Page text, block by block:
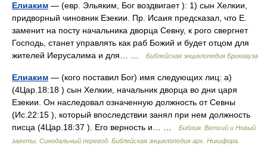
Елиаким — (евр. Эльяким, Бог воздвигает ): 1) сын Хелкии,
придворный чиновник Езекии. Пр. Исаия предсказал, что Е.
заменит на посту начальника дворца Севну, к рого свергнет
Господь, станет управлять как раб Божий и будет отцом для
жителей Иерусалима и для… …
Библейская энциклопедия Брокгауза
Елиаким — (кого поставил Бог) имя следующих лиц: а)
(4Цар.18:18 ) сын Хелкии, начальник дворца во дни царя
Езекии. Он наследовал означенную должность от Севны
(Ис.22:15 ), который впоследствии занял при нем должность
писца (4Цар.18:37 ). Его верность и… …
Библия. Ветхий и Новый
заветы. Синодальный перевод. Библейская энциклопедия арх. Никифора.